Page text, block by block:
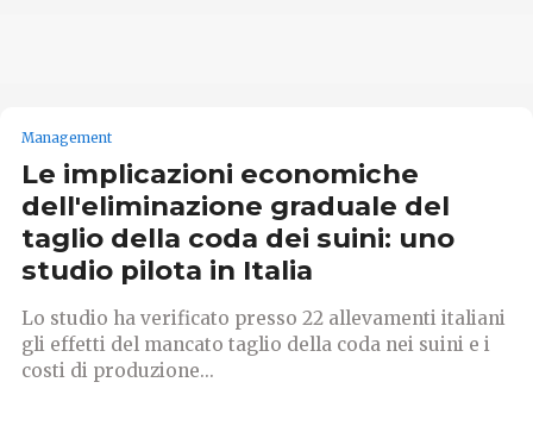
Management
Le implicazioni economiche
dell'eliminazione graduale del
taglio della coda dei suini: uno
studio pilota in Italia
Lo studio ha verificato presso 22 allevamenti italiani
gli effetti del mancato taglio della coda nei suini e i
costi di produzione...